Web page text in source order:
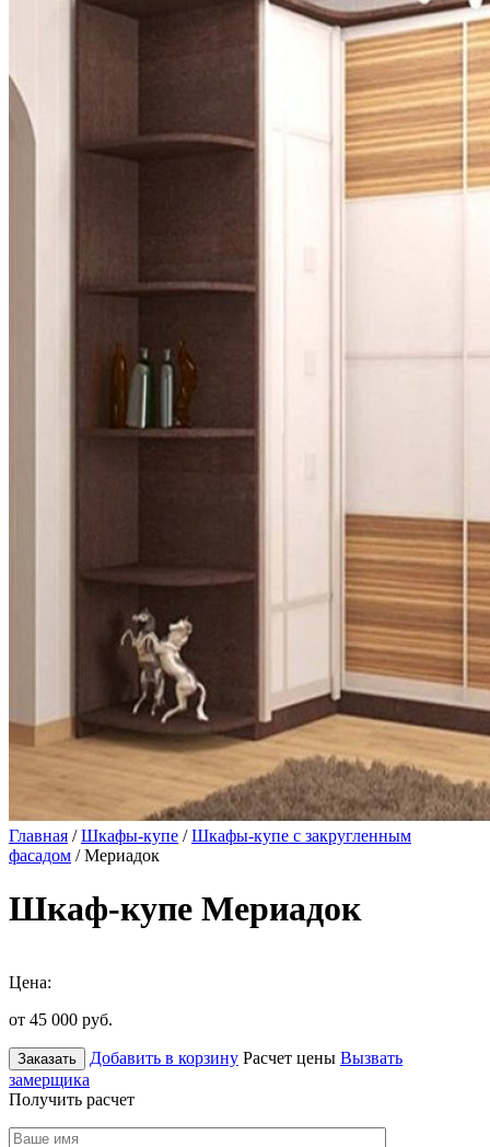
Главная /Шкафы-купе /Шкафы-купе с закругленным
фасадом / Мериадок
Шкаф-купе Мериадок
Цена:
от 45 000 руб.
Заказать Добавить в корзину Расчет цены Вызвать
замерщика
Получить расчет